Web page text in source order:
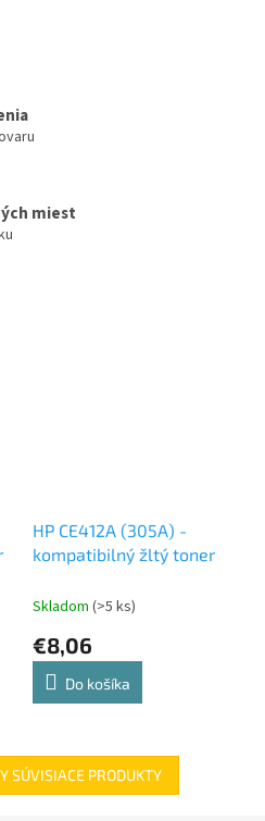
miest
HP CE412A (305A) -
kompatibilný žltý toner
Skladom (>5 ks)
€8,06
Do košíka
SÚVISIACE PRODUKTY